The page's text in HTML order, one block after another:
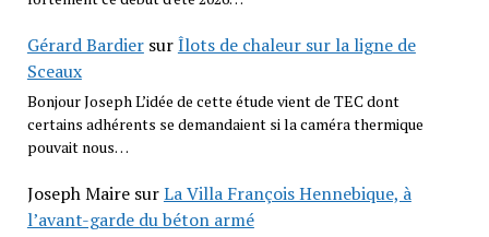
Gérard BardiersurÎlots de chaleur sur la ligne de
Sceaux
Bonjour Joseph L’idée de cette étude vient de TEC dont
certains adhérents se demandaient si la caméra thermique
pouvait nous…
Joseph MairesurLa Villa François Hennebique, à
l’avant-garde du béton armé